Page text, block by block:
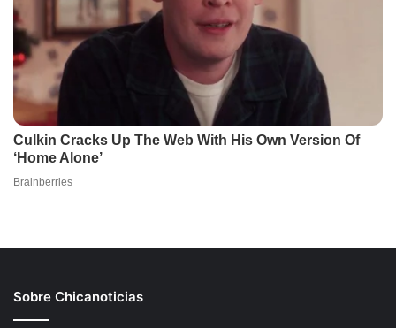
Sobre Chicanoticias